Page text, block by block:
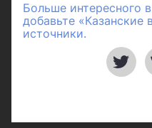
Больше интересного
добавьте «Казанские
источники.